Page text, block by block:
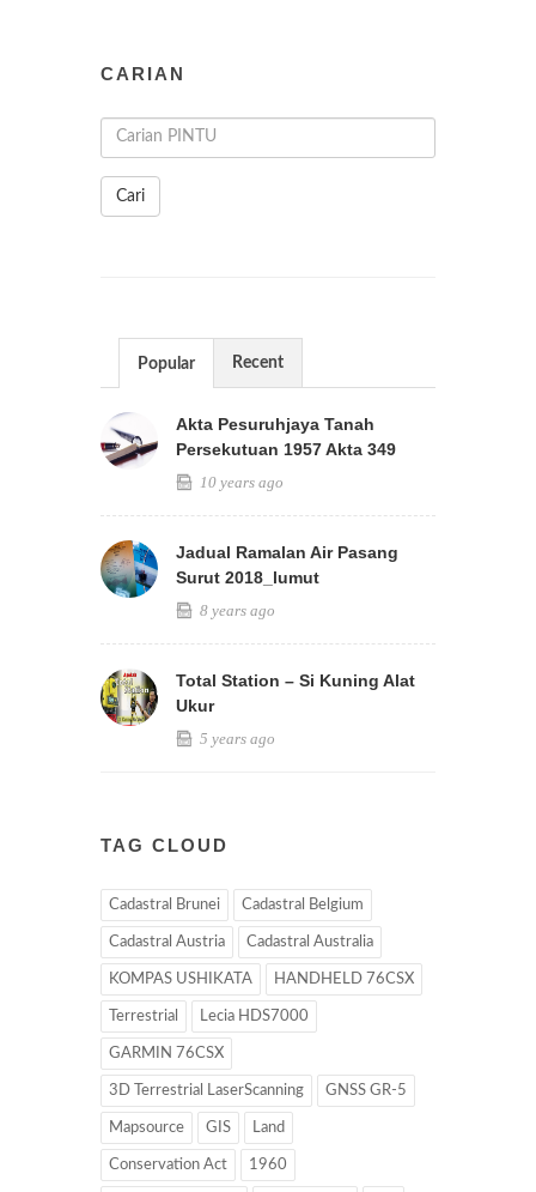
CARIAN
Cari
Popular Recent
Akta Pesuruhjaya Tanah
Persekutuan 1957 Akta 349
10 years ago
Jadual Ramalan Air Pasang
Surut 2018_lumut
8 years ago
Total Station – Si Kuning Alat
Ukur
5 years ago
TAG CLOUD
Cadastral Brunei Cadastral Belgium
Cadastral Austria Cadastral Australia
KOMPAS USHIKATA HANDHELD 76CSX
Terrestrial Lecia HDS7000
GARMIN 76CSX
3D Terrestrial LaserScanning GNSS GR-5
Mapsource GIS Land
Conservation Act 1960